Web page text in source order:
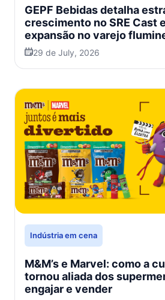
GEPF Bebidas detalha
crescimento no SRE Cast
expansão no varejo
29 de July, 2026
Indústria em cena
M&M’s e Marvel: como a
tornou aliada dos
engajar e vender